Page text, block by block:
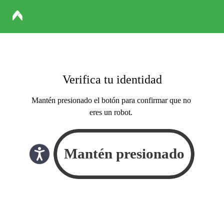
Verifica tu identidad
Mantén presionado el botón para confirmar que no
eres un robot.